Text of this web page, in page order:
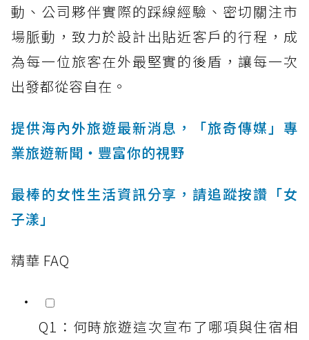
動、公司夥伴實際的踩線經驗、密切關注市
場脈動，致力於設計出貼近客戶的行程，成
為每一位旅客在外最堅實的後盾，讓每一次
出發都從容自在。
提供海內外旅遊最新消息，「旅奇傳媒」專
業旅遊新聞‧豐富你的視野
最棒的女性生活資訊分享，請追蹤按讚「女
子漾」
精華 FAQ
Q1：何時旅遊這次宣布了哪項與住宿相